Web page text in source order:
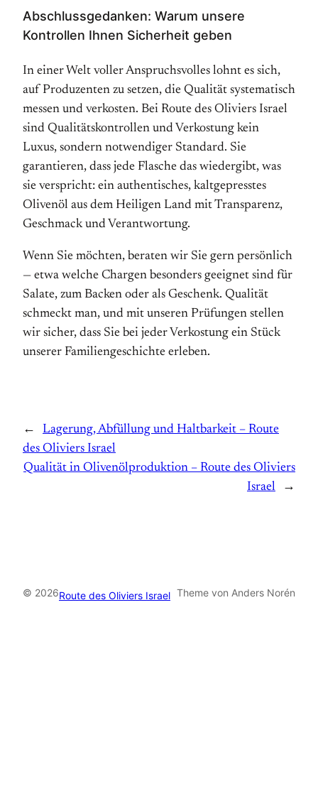
Abschlussgedanken: Warum unsere
Kontrollen Ihnen Sicherheit geben
In einer Welt voller Anspruchsvolles lohnt es sich,
auf Produzenten zu setzen, die Qualität systematisch
messen und verkosten. Bei Route des Oliviers Israel
sind Qualitätskontrollen und Verkostung kein
Luxus, sondern notwendiger Standard. Sie
garantieren, dass jede Flasche das wiedergibt, was
sie verspricht: ein authentisches, kaltgepresstes
Olivenöl aus dem Heiligen Land mit Transparenz,
Geschmack und Verantwortung.
Wenn Sie möchten, beraten wir Sie gern persönlich
— etwa welche Chargen besonders geeignet sind für
Salate, zum Backen oder als Geschenk. Qualität
schmeckt man, und mit unseren Prüfungen stellen
wir sicher, dass Sie bei jeder Verkostung ein Stück
unserer Familiengeschichte erleben.
←
Lagerung, Abfüllung und Haltbarkeit – Route
des Oliviers Israel
Qualität in Olivenölproduktion – Route des Oliviers
Israel
→
© 2026Route des Oliviers Israel Theme von Anders Norén